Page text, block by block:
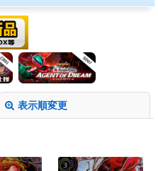
表示順変更